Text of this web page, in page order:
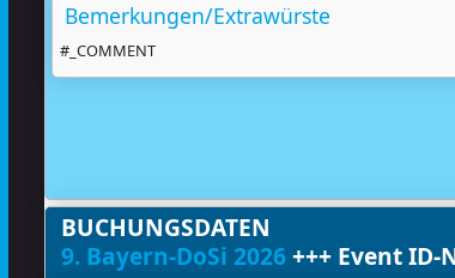
Bemerkungen/Extrawürste
#_COMMENT
BUCHUNGSDATEN
9. Bayern-DoSi 2026+++ Event ID-